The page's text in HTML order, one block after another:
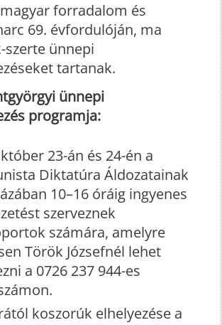
forradalom és
69. évfordulóján, ma
szerte ünnepi
tartanak.
ünnepi
programja:
23-án és 24-én a
Diktatúra Áldozatainak
10–16 óráig ingyenes
szerveznek
számára, amelyre
Török Józsefnél lehet
a 0726 237 944-es
koszorúk elhelyezése a